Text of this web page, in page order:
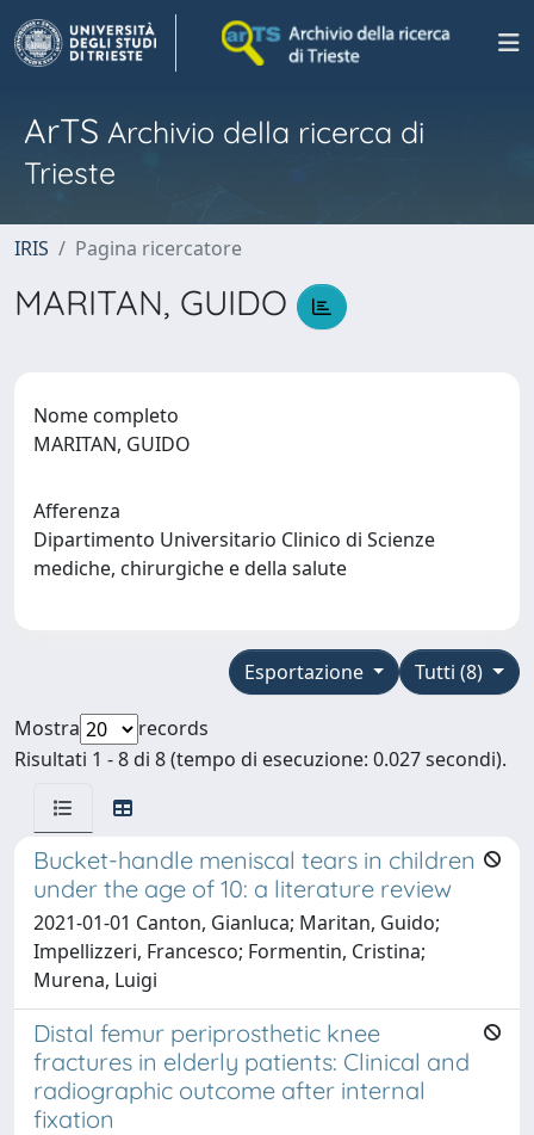
ArTS Archivio della ricerca di
Trieste
IRIS Pagina ricercatore
MARITAN, GUIDO
Nome completo
MARITAN, GUIDO
Afferenza
Dipartimento Universitario Clinico di Scienze
mediche, chirurgiche e della salute
Tutti (8)
Esportazione
Mostra
records
Risultati 1 - 8 di 8 (tempo di esecuzione: 0.027 secondi).
Bucket-handle meniscal tears in children
under the age of 10: a literature review
2021-01-01 Canton, Gianluca; Maritan, Guido;
Impellizzeri, Francesco; Formentin, Cristina;
Murena, Luigi
Distal femur periprosthetic knee
fractures in elderly patients: Clinical and
radiographic outcome after internal
fixation